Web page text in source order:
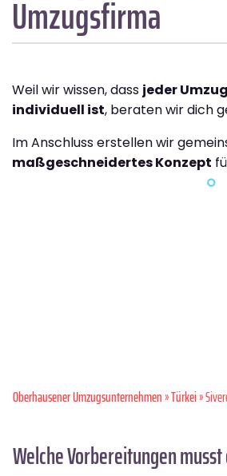
Umzugsfirma
Weil wir wissen, dass jeder
individuell ist, beraten wir dich
Im Anschluss erstellen wir
maßgeschneidertes Konzept
Oberhausener Umzugsunternehmen»Türkei»
Welche Vorbereitungen